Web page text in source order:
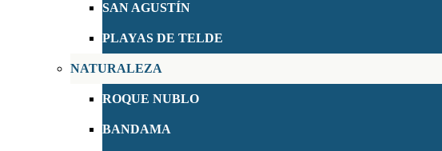
SAN AGUSTÍN
PLAYAS DE TELDE
NATURALEZA
ROQUE NUBLO
BANDAMA